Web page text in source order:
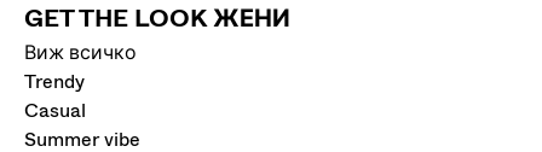
GET THE LOOK ЖЕНИ
Виж всичко
Trendy
Casual
Summer vibe